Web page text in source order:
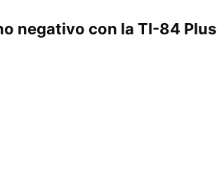
negativo con la TI-84 Plus